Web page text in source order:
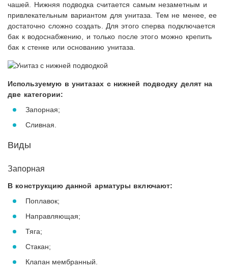
чашей. Нижняя подводка считается самым незаметным и
привлекательным вариантом для унитаза. Тем не менее, ее
достаточно сложно создать. Для этого сперва подключается
бак к водоснабжению, и только после этого можно крепить
бак к стенке или основанию унитаза.
Используемую в унитазах с нижней подводку делят на
две категории:
Запорная;
Сливная.
Виды
Запорная
В конструкцию данной арматуры включают:
Поплавок;
Направляющая;
Тяга;
Стакан;
Клапан мембранный.